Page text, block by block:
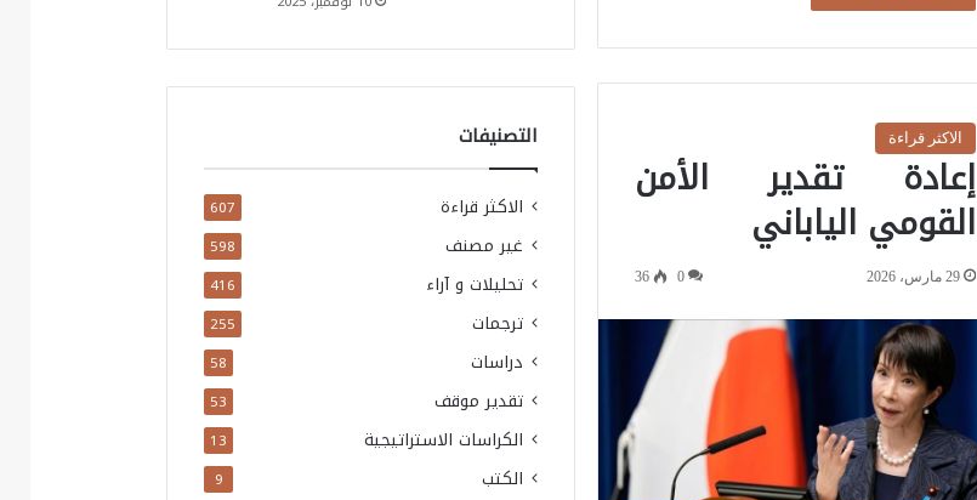
الاكثر قراءة
إعادة تقدير الأمن
القومي الياباني
29 مارس، 2026 0
36
التصنيفات
الاكثر قراءة 607
غير مصنف 598
تحليلات و آراء 416
ترجمات 255
دراسات 58
تقدير موقف 53
الكراسات الاستراتيجية 13
الكتب 9